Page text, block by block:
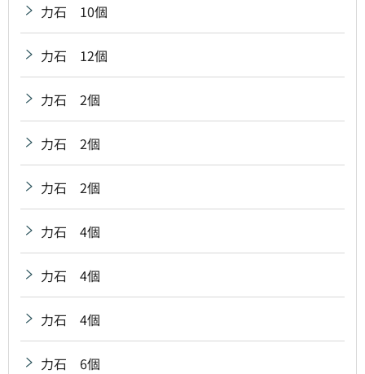
力石 10個
力石 12個
力石 2個
力石 2個
力石 2個
力石 4個
力石 4個
力石 4個
力石 6個